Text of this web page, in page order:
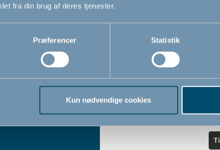
fra din brug af deres tjenester.
Præferencer Statistik
Kun nødvendige cookies
Email
Jeg accepterer at modtage
Ved at tilmelde dig vores